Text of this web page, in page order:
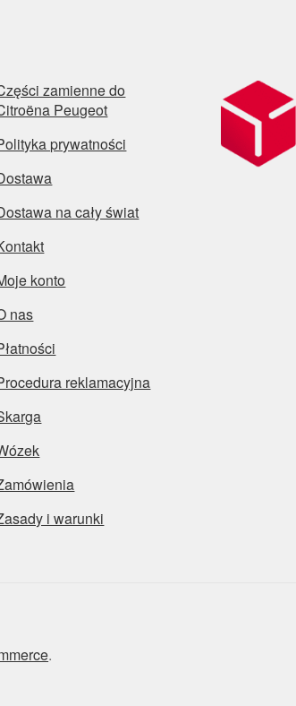
zamienne do
Peugeot
prywatności
na cały świat
konto
nas
reklamacyjna
i warunki
.